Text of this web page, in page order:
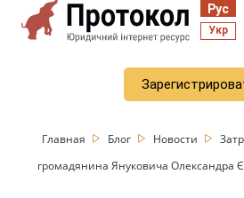
Рус
Укр
Главная Блог Новости
громадянина Януковича Олександра